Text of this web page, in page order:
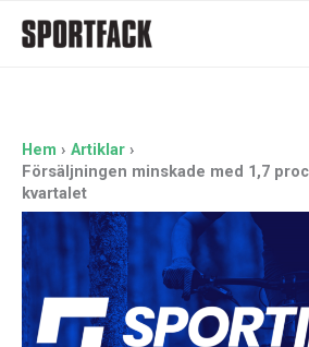
Hem
Artiklar
Försäljningen minskade med 1,7
kvartalet